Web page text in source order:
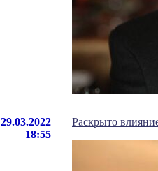
29.03.2022
18:55
Раскрыто